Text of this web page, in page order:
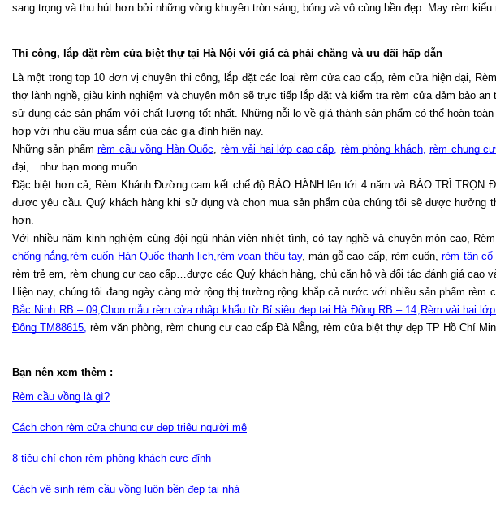
sang trọng và thu hút hơn bởi những vòng khuyên tròn sáng, bóng và vô cùng bền đẹp. May rèm
Thi công, lắp đặt rèm cửa biệt thự tại Hà Nội với giá cả phải chăng và ưu đãi hấp dẫn
Là một trong top 10 đơn vị chuyên thi công, lắp đặt các loại rèm cửa cao cấp, rèm cửa hiện đại,
thợ lành nghề, giàu kinh nghiệm và chuyên môn sẽ trực tiếp lắp đặt và kiểm tra rèm cửa đảm bảo
sử dụng các sản phẩm với chất lượng tốt nhất. Những nỗi lo về giá thành sản phẩm có thể hoàn
hợp với nhu cầu mua sắm của các gia đình hiện nay.
Những sản phẩm rèm cầu vồng Hàn Quốc, rèm vải hai lớp cao cấp, rèm phòng khách, rèm chung cư
đại,…như bạn mong muốn.
Đặc biệt hơn cả, Rèm Khánh Đường cam kết chế độ BẢO HÀNH lên tới 4 năm và BẢO TRÌ
được yêu cầu. Quý khách hàng khi sử dụng và chọn mua sản phẩm của chúng tôi sẽ được
hơn.
Với nhiều năm kinh nghiệm cùng đội ngũ nhân viên nhiệt tình, có tay nghề và chuyên môn cao,
chống nắng,rèm cuốn Hàn Quốc thanh lịch,rèm voan thêu tay, màn gỗ cao cấp, rèm cuốn, rèm tân cổ
rèm trẻ em, rèm chung cư cao cấp…được các Quý khách hàng, chủ căn hộ và đối tác đánh giá cao
Hiện nay, chúng tôi đang ngày càng mở rộng thị trường rộng khắp cả nước với nhiều sản phẩm rèm
Bắc Ninh RB – 09,Chọn mẫu rèm cửa nhập khẩu từ Bỉ siêu đẹp tại Hà Đông RB – 14, Rèm vải hai
Đông TM88615, rèm văn phòng, rèm chung cư cao cấp Đà Nẵng, rèm cửa biệt thự đẹp TP Hồ Chí
Bạn nên xem thêm :
Rèm cầu vồng là gì?
Cách chọn rèm cửa chung cư đẹp triệu người mê
8 tiêu chí chọn rèm phòng khách cực đỉnh
Cách vệ sinh rèm cầu vồng luôn bền đẹp tại nhà